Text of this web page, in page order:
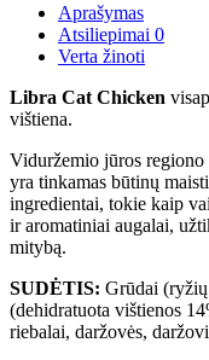
Aprašymas
Atsiliepimai 0
Verta žinoti
Libra Cat Chicken
vištiena.
Viduržemio jūros regiono
yra tinkamas būtinų
ingredientai, tokie kaip
ir aromatiniai augalai,
mitybą.
SUDĖTIS: Grūdai (ryžių
(dehidratuota vištienos
riebalai, daržovės,